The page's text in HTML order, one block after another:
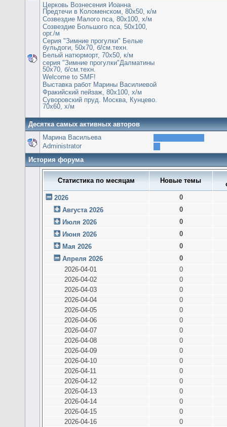
Церковь Вознесения Иоанна
Предтечи в Коломенском, 80х50, к/м
Созвездие Малого пса, 80х100, х/м
Созвездие Большого пса, 50х100,
орг./м
Серия "Зимние прогулки" Белые
бульдоги, 50х70, б/см.техн.
Белый натюрморт, 70х50, к/м
серия "Зимние прогулки"Далматины
50х70, б/см.техн.
Welcome to SMF!
Выставка работ Марины Василиевой
Фракийский пейзаж, 80х100, х/м
Суворовский пруд. Москва, Кунцево.
70х60, х/м
Десятка самых активных авторов
Марина Васильева
Administrator
История форума
Статистика по месяцам Новые темы
2026
0
Августа 2026
0
Июля 2026
0
Июня 2026
0
Мая 2026
0
Апреля 2026
0
2026-04-01
0
2026-04-02
0
2026-04-03
0
2026-04-04
0
2026-04-05
0
2026-04-06
0
2026-04-07
0
2026-04-08
0
2026-04-09
0
2026-04-10
0
2026-04-11
0
2026-04-12
0
2026-04-13
0
2026-04-14
0
2026-04-15
0
2026-04-16
0